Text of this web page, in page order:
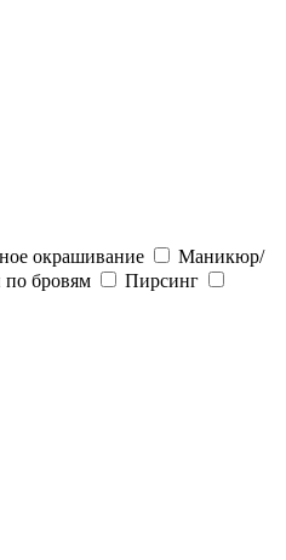
окрашивание
Маникюр/
по бровям
Пирсинг